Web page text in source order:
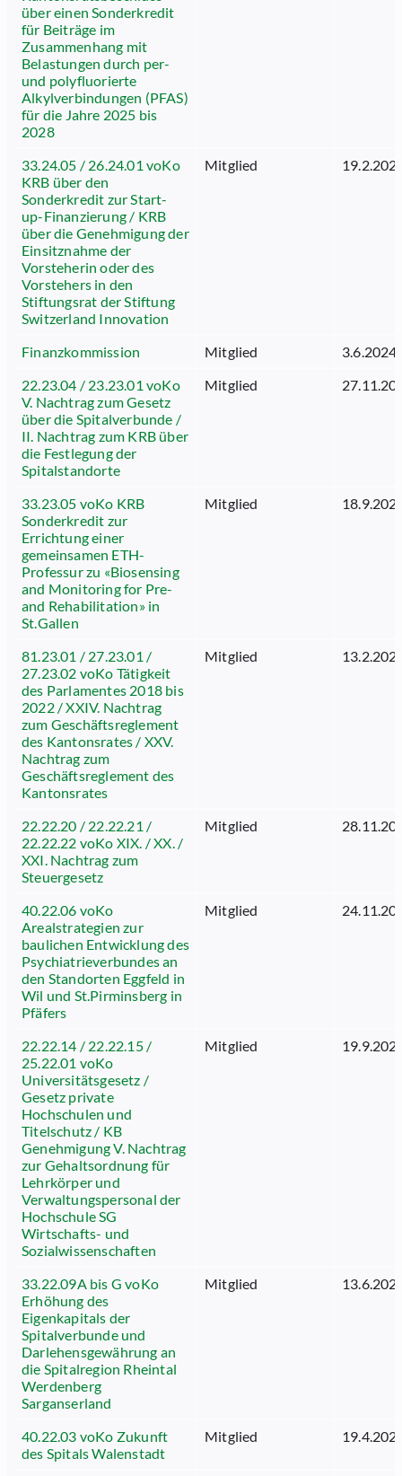
über einen Sonderkredit
für Beiträge im
Zusammenhang mit
Belastungen durch per-
und polyfluorierte
Alkylverbindungen (PFAS)
für die Jahre 2025 bis
2028
33.24.05 / 26.24.01 voKo
KRB über den
Sonderkredit zur Start-
up-Finanzierung / KRB
über die Genehmigung der
Einsitznahme der
Vorsteherin oder des
Vorstehers in den
Stiftungsrat der Stiftung
Switzerland Innovation
Mitglied
Finanzkommission Mitglied
3.6.2024
22.23.04 / 23.23.01 voKo
V. Nachtrag zum Gesetz
über die Spitalverbunde /
II. Nachtrag zum KRB über
die Festlegung der
Spitalstandorte
Mitglied
33.23.05 voKo KRB
Sonderkredit zur
Errichtung einer
gemeinsamen ETH-
Professur zu «Biosensing
and Monitoring for Pre-
and Rehabilitation» in
St.Gallen
Mitglied
81.23.01 / 27.23.01 /
27.23.02 voKo Tätigkeit
des Parlamentes 2018 bis
2022 / XXIV. Nachtrag
zum Geschäftsreglement
des Kantonsrates / XXV.
Nachtrag zum
Geschäftsreglement des
Kantonsrates
Mitglied
22.22.20 / 22.22.21 /
22.22.22 voKo XIX. / XX. /
XXI. Nachtrag zum
Steuergesetz
Mitglied
40.22.06 voKo
Arealstrategien zur
baulichen Entwicklung des
Psychiatrieverbundes an
den Standorten Eggfeld in
Wil und St.Pirminsberg in
Pfäfers
Mitglied
22.22.14 / 22.22.15 /
25.22.01 voKo
Universitätsgesetz /
Gesetz private
Hochschulen und
Titelschutz / KB
Genehmigung V. Nachtrag
zur Gehaltsordnung für
Lehrkörper und
Verwaltungspersonal der
Hochschule SG
Wirtschafts- und
Sozialwissenschaften
Mitglied
33.22.09A bis G voKo
Erhöhung des
Eigenkapitals der
Spitalverbunde und
Darlehensgewährung an
die Spitalregion Rheintal
Werdenberg
Sarganserland
Mitglied
40.22.03 voKo Zukunft
des Spitals Walenstadt
Mitglied